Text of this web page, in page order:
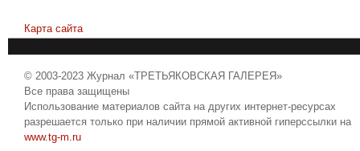
Карта сайта
© 2003-2023 Журнал «ТРЕТЬЯКОВСКАЯ ГАЛЕРЕЯ»
Все права защищены
Использование материалов сайта на других интернет-ресурсах
разрешается только при наличии прямой активной гиперссылки на
www.tg-m.ru